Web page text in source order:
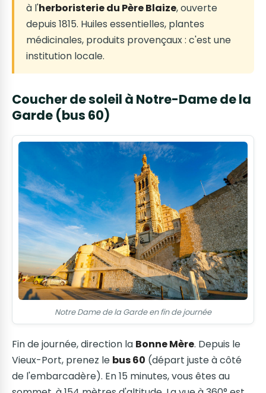
à l'herboristerie du Père Blaize, ouverte
depuis 1815. Huiles essentielles, plantes
médicinales, produits provençaux : c'est une
institution locale.
Coucher de soleil à Notre-Dame de la
Garde (bus 60)
Notre Dame de la Garde en fin de journée
Fin de journée, direction la Bonne Mère. Depuis le
Vieux-Port, prenez le bus 60 (départ juste à côté
de l'embarcadère). En 15 minutes, vous êtes au